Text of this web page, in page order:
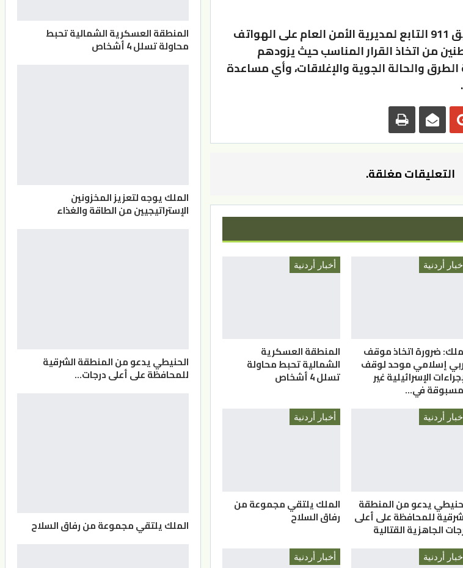
ودعا الدويري إلى تنزيل تطبيق 911 التابع لمديرية الأمن العام على الهواتف
من اتخاذ القرار المناسب حيث يزودهم
والحالة الجوية والإغلاقات، وأي مساعدة
التعليقات مغلقة.
أردنية
ضرورة اتخاذ موقف
إسلامي موحد لوقف
الإسرائيلية غير
في…
أخبار أردنية
المنطقة العسكرية
الشمالية تحبط محاولة
تسلل 4 أشخاص
أردنية
يدعو من المنطقة
للمحافظة على أعلى
الجاهزية القتالية
أخبار أردنية
الملك يلتقي مجموعة من
رفاق السلاح
أردنية أخبار أردنية
المنطقة العسكرية الشمالية تحبط
محاولة تسلل 4 أشخاص
الملك يوجه لتعزيز المخزونين
الإستراتيجيين من الطاقة والغذاء
الحنيطي يدعو من المنطقة الشرقية
للمحافظة على أعلى درجات…
الملك يلتقي مجموعة من رفاق السلاح